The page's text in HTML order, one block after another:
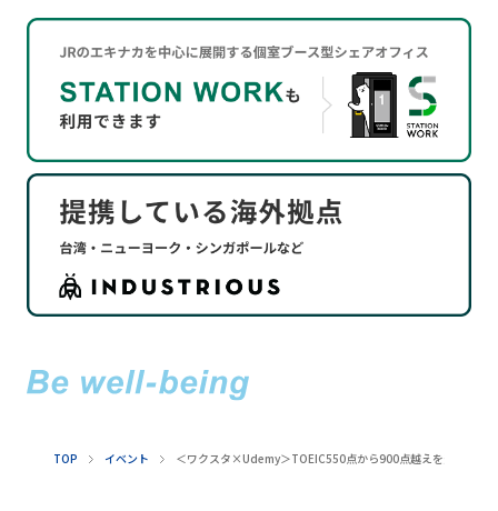
TOP イベント ＜ワクスタ×Udemy＞TOEIC550点から900点越えを達成した